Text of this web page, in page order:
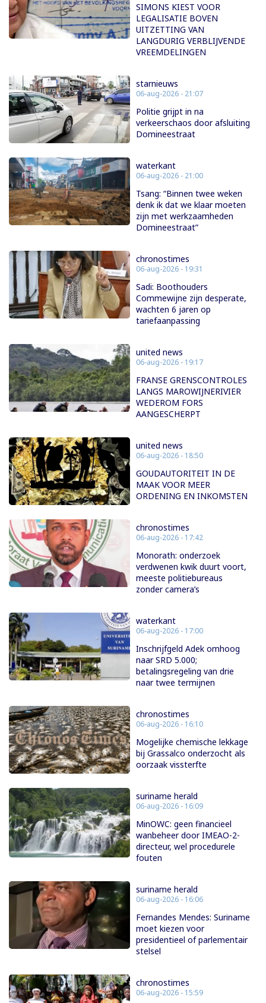
SIMONS KIEST VOOR
LEGALISATIE BOVEN
UITZETTING VAN
LANGDURIG VERBLIJVENDE
VREEMDELINGEN
starnieuws
06-aug-2026 - 21:07
Politie grijpt in na
verkeerschaos door afsluiting
Domineestraat
waterkant
06-aug-2026 - 21:00
Tsang: “Binnen twee weken
denk ik dat we klaar moeten
zijn met werkzaamheden
Domineestraat”
chronostimes
06-aug-2026 - 19:31
Sadi: Boothouders
Commewijne zijn desperate,
wachten 6 jaren op
tariefaanpassing
united news
06-aug-2026 - 19:17
FRANSE GRENSCONTROLES
LANGS MAROWIJNERIVIER
WEDEROM FORS
AANGESCHERPT
united news
06-aug-2026 - 18:50
GOUDAUTORITEIT IN DE
MAAK VOOR MEER
ORDENING EN INKOMSTEN
chronostimes
06-aug-2026 - 17:42
Monorath: onderzoek
verdwenen kwik duurt voort,
meeste politiebureaus
zonder camera’s
waterkant
06-aug-2026 - 17:00
Inschrijfgeld Adek omhoog
naar SRD 5.000;
betalingsregeling van drie
naar twee termijnen
chronostimes
06-aug-2026 - 16:10
Mogelijke chemische lekkage
bij Grassalco onderzocht als
oorzaak vissterfte
suriname herald
06-aug-2026 - 16:09
MinOWC: geen financieel
wanbeheer door IMEAO-2-
directeur, wel procedurele
fouten
suriname herald
06-aug-2026 - 16:06
Fernandes Mendes: Suriname
moet kiezen voor
presidentieel of parlementair
stelsel
chronostimes
06-aug-2026 - 15:59